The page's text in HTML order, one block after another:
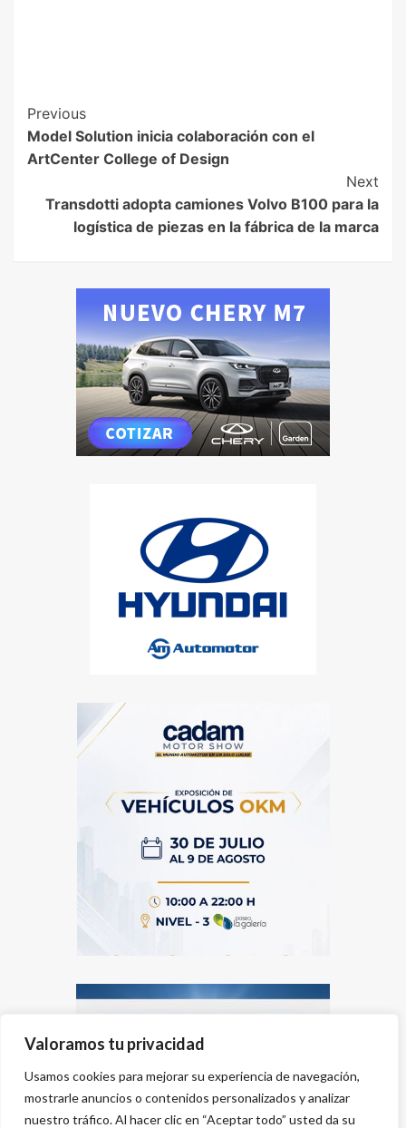
Valoramos tu privacidad
Usamos cookies para mejorar su experiencia de navegación,
mostrarle anuncios o contenidos personalizados y analizar
nuestro tráfico. Al hacer clic en “Aceptar todo” usted da su
Previous
Model Solution inicia colaboración con el
ArtCenter College of Design
Next
Transdotti adopta camiones Volvo B100 para la
logística de piezas en la fábrica de la marca